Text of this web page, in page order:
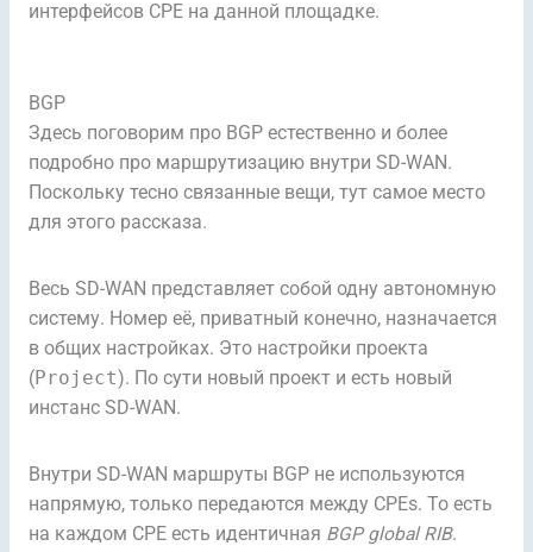
интерфейсов CPE на данной площадке.
BGP
Здесь поговорим про BGP естественно и более
подробно про маршрутизацию внутри SD-WAN.
Поскольку тесно связанные вещи, тут самое место
для этого рассказа.
Весь SD-WAN представляет собой одну автономную
систему. Номер её, приватный конечно, назначается
в общих настройках. Это настройки проекта
(Project). По сути новый проект и есть новый
инстанс SD-WAN.
Внутри SD-WAN маршруты BGP не используются
напрямую, только передаются между CPEs. То есть
на каждом CPE есть идентичная BGP global RIB.